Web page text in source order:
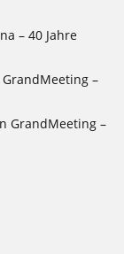
– 40 Jahre
–
GrandMeeting –